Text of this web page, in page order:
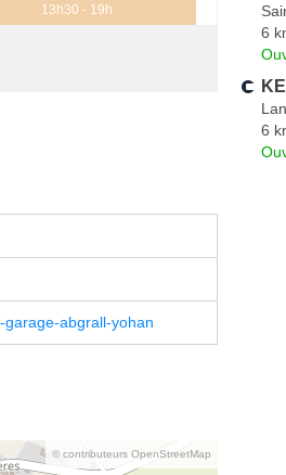
13h30 - 19h
abgrall-yohan
© contributeurs OpenStreetMap
6
6